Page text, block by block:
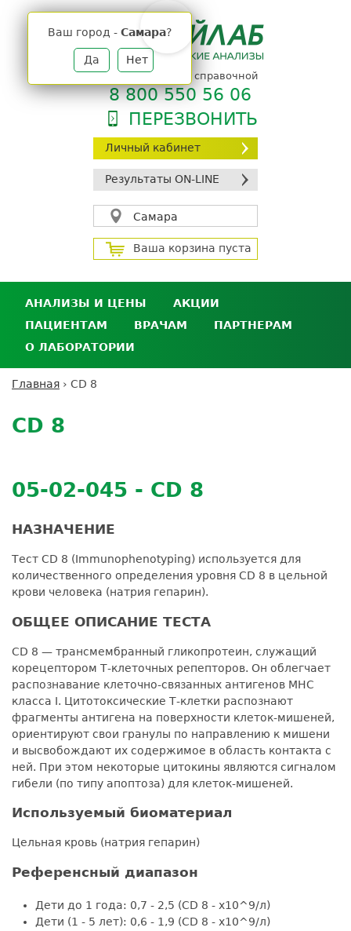
Личный кабинет
Результаты ON-LINE
Самара
Ваш город - Самара?
Да Нет
Ваша корзина пуста
телефон единой справочной
8 800 550 56 06
ПЕРЕЗВОНИТЬ
АНАЛИЗЫ И ЦЕНЫ
Анализы и цены
Где сдать анализы
Выезд на дом
Расшифровка анализов
АКЦИИ
ПАЦИЕНТАМ
Личный кабинет пациента
Дисконтная программа
Обратная связь
Налоговый вычет
ВРАЧАМ ПАРТНЕРАМ
кабинет
О ЛАБОРАТОРИИ
Вакансии
здесь
Главная › CD 8
to
top
CD 8
05-02-045 - CD 8
НАЗНАЧЕНИЕ
Тест CD 8 (Immunophenotyping) используется для
количественного определения уровня CD 8 в цельной
крови человека (натрия гепарин).
ОБЩЕЕ ОПИСАНИЕ ТЕСТА
CD 8 — трансмембранный гликопротеин, служащий
корецептором Т-клеточных репепторов. Он облегчает
распознавание клеточно-связанных антигенов MHC
класса I. Цитотоксические Т-клетки распознают
фрагменты антигена на поверхности клеток-мишеней,
ориентируют свои гранулы по направлению к мишени
и высвобождают их содержимое в область контакта с
ней. При этом некоторые цитокины являются сигналом
гибели (по типу апоптоза) для клеток-мишеней.
Используемый биоматериал
Цельная кровь (натрия гепарин)
Референсный диапазон
Дети до 1 года: 0,7 - 2,5 (CD 8 - х10^9/л)
Дети (1 - 5 лет): 0,6 - 1,9 (CD 8 - х10^9/л)